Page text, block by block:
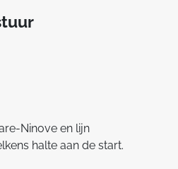
Ninove en lijn
halte aan de start.